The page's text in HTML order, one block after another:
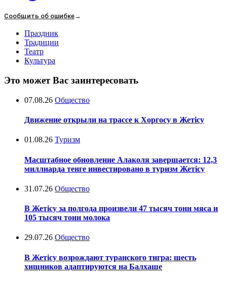
Сообщить об ошибке→
Праздник
Традиции
Театр
Культура
Это может Вас заинтересовать
07.08.26 Общество
Движение открыли на трассе к Хоргосу в Жетісу
01.08.26 Туризм
Масштабное обновление Алаколя завершается: 12,3
миллиарда тенге инвестировано в туризм Жетісу
31.07.26 Общество
В Жетісу за полгода произвели 47 тысяч тонн мяса и
105 тысяч тонн молока
29.07.26 Общество
В Жетісу возрождают туранского тигра: шесть
хищников адаптируются на Балхаше